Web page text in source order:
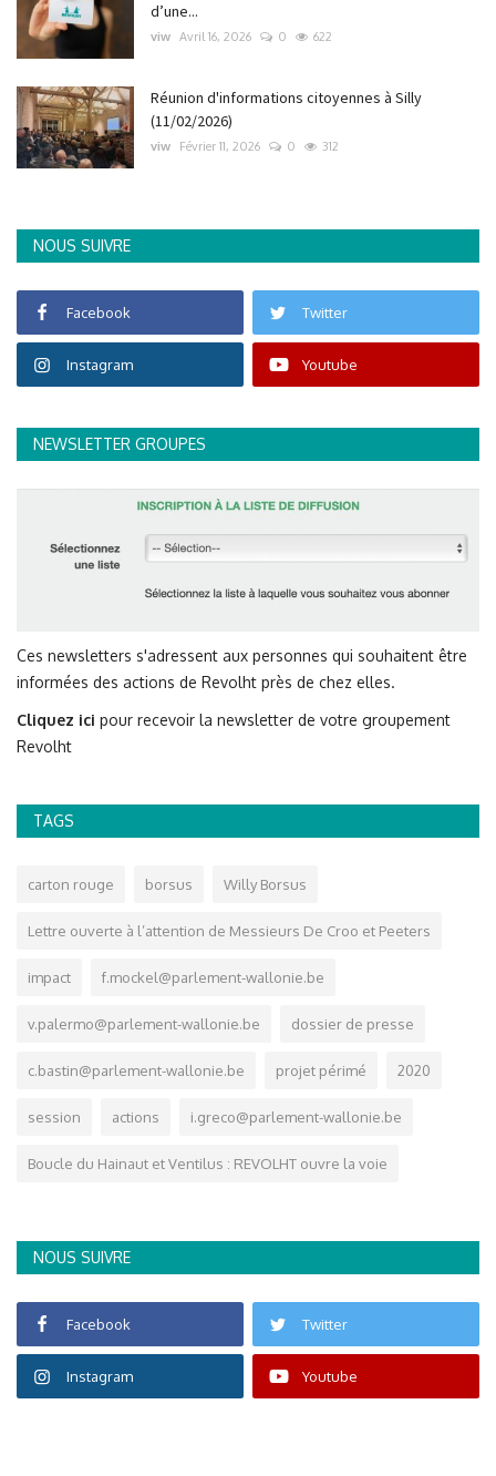
d’une...
viw Avril 16, 2026 0 622
Réunion d'informations citoyennes à Silly
(11/02/2026)
viw Février 11, 2026 0 312
NOUS SUIVRE
Facebook Twitter
Instagram Youtube
NEWSLETTER GROUPES
Ces newsletters s'adressent aux personnes qui souhaitent être
informées des actions de Revolht près de chez elles.
Cliquez ici pour recevoir la newsletter de votre groupement
Revolht
TAGS
carton rouge borsus Willy Borsus
Lettre ouverte à l’attention de Messieurs De Croo et Peeters
impact f.mockel@parlement-wallonie.be
v.palermo@parlement-wallonie.be dossier de presse
c.bastin@parlement-wallonie.be projet périmé 2020
session actions i.greco@parlement-wallonie.be
Boucle du Hainaut et Ventilus : REVOLHT ouvre la voie
NOUS SUIVRE
Facebook Twitter
Instagram Youtube